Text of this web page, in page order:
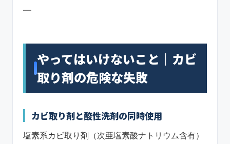
—
やってはいけないこと｜カビ
取り剤の危険な失敗
カビ取り剤と酸性洗剤の同時使用
塩素系カビ取り剤（次亜塩素酸ナトリウム含有）